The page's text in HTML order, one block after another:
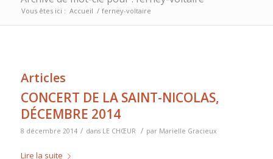
Vous êtes ici : Accueil / ferney-voltaire
Articles
CONCERT DE LA SAINT-NICOLAS,
DÉCEMBRE 2014
8 décembre 2014 / dans LE CHŒUR / par Marielle Gracieux
Lire la suite